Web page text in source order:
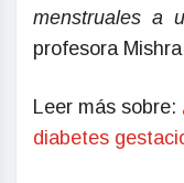
menstruales a
profesora
Leer más sobre:
diabetes